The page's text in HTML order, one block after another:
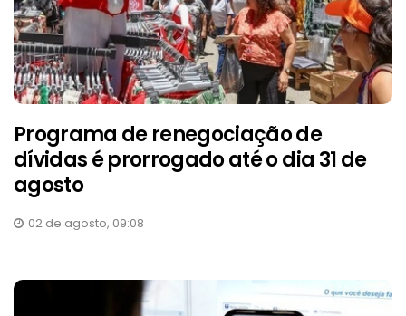
Programa de renegociação de
dívidas é prorrogado até o dia 31 de
agosto
02 de agosto, 09:08